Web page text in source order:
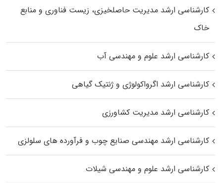
کارشناسی ارشد مدیریت حاصلخیزی، زیست فناوری و منابع
خاک
کارشناسی ارشد علوم و مهندسی آب
کارشناسی ارشد اگرواکولوژی و ژنتیک گیاهی
کارشناسی ارشد مدیریت کشاورزی
کارشناسی ارشد مهندسی صنایع چوب و فرآورده‌ های سلولزی
کارشناسی ارشد علوم و مهندسی شیلات